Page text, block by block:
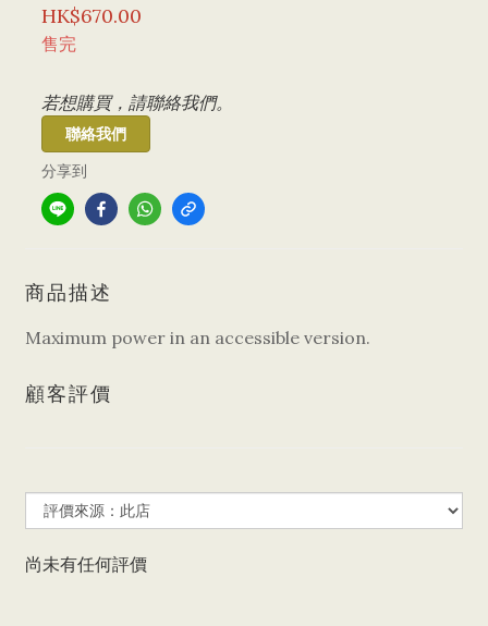
HK$670.00
售完
若想購買，請聯絡我們。
聯絡我們
分享到
商品描述
Maximum power in an accessible version.
顧客評價
尚未有任何評價